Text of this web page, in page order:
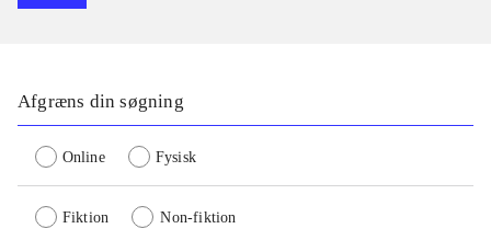
Afgræns din søgning
Online Fysisk
Fiktion Non-fiktion